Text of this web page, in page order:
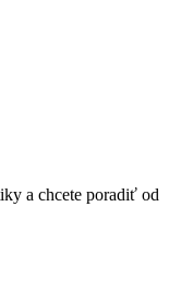
a chcete poradiť od